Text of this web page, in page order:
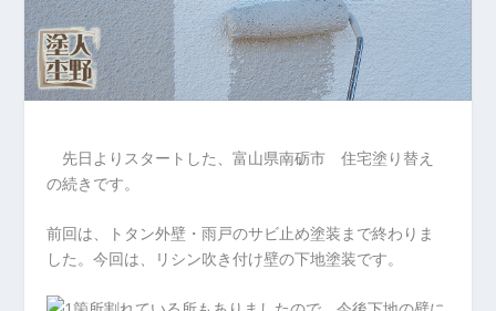
先日よりスタートした、富山県南砺市 住宅塗り替え
の続きです。
前回は、トタン外壁・雨戸のサビ止め塗装まで終わりま
した。今回は、リシン吹き付け壁の下地塗装です。